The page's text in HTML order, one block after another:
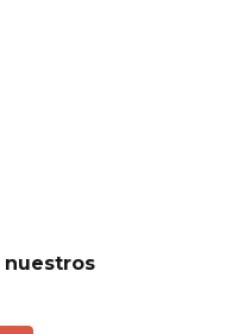
nuestros